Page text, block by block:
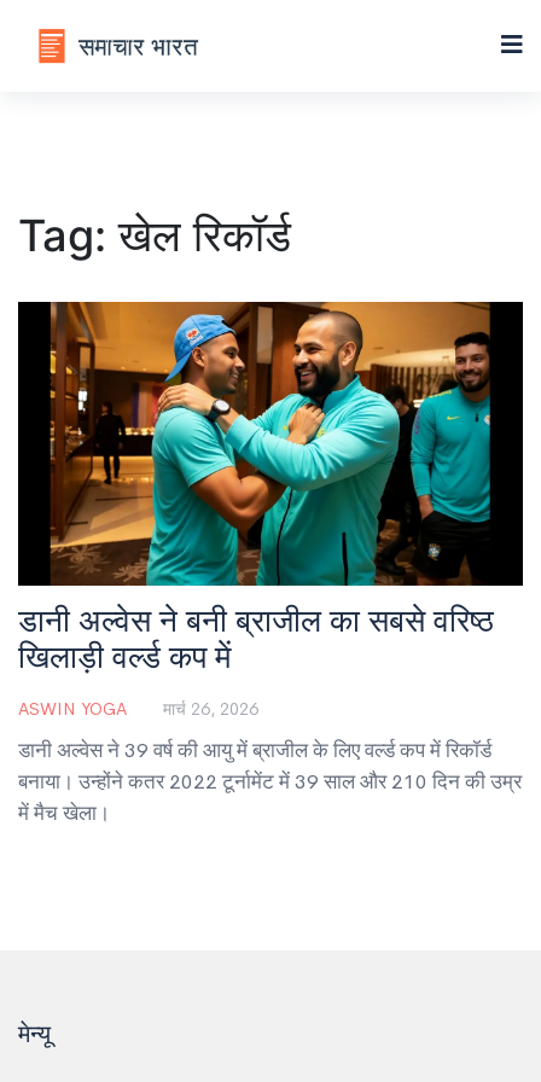
Tag: खेल रिकॉर्ड
डानी अल्वेस ने बनी ब्राजील का सबसे वरिष्ठ
खिलाड़ी वर्ल्ड कप में
ASWIN YOGA मार्च 26, 2026
डानी अल्वेस ने 39 वर्ष की आयु में ब्राजील के लिए वर्ल्ड कप में रिकॉर्ड
बनाया। उन्होंने कतर 2022 टूर्नामेंट में 39 साल और 210 दिन की उम्र
में मैच खेला।
मेन्यू